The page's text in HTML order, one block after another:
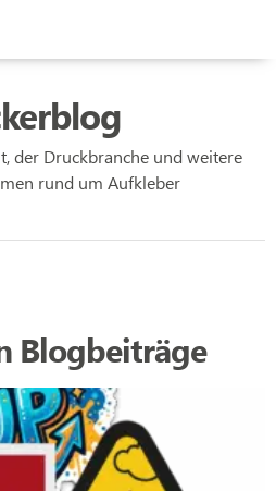
der Druckbranche und weitere
rund um Aufkleber
Blogbeiträge